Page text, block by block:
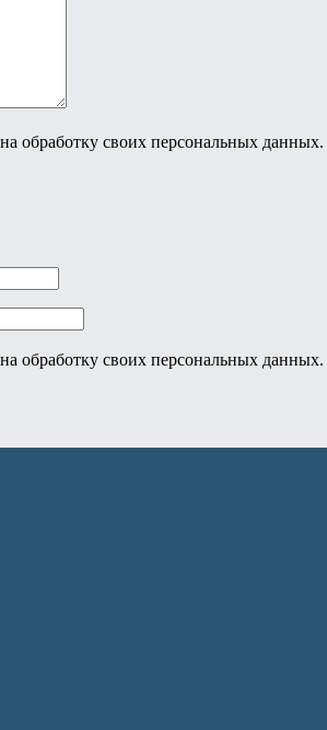
обработку своих персональных данных.
обработку своих персональных данных.